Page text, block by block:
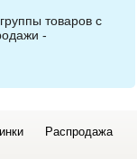
товаров с
-
Распродажа